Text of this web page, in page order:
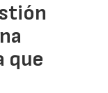
que